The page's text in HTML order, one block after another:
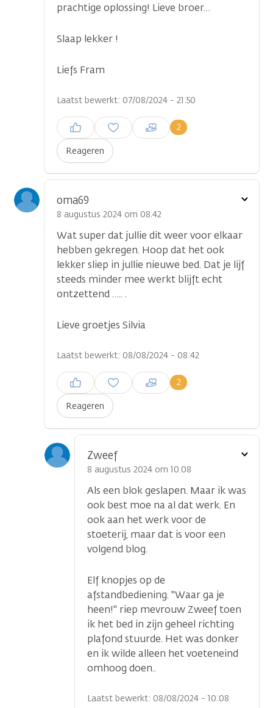
prachtige oplossing! Lieve broer…
Slaap lekker !
Liefs Fram
Laatst bewerkt: 07/08/2024 - 21:50
Reageren
2
Inloggen om een reactie te
plaatsen
oma69
8 augustus 2024 om 08.42
Wat super dat jullie dit weer voor elkaar
hebben gekregen. Hoop dat het ook
lekker sliep in jullie nieuwe bed. Dat je lijf
steeds minder mee werkt blijft echt
ontzettend ….. .
Lieve groetjes Silvia
Laatst bewerkt: 08/08/2024 - 08:42
Reageren
2
Inloggen om een reactie te
plaatsen
Toon
Zweef
8 augustus 2024 om 10.08
Als een blok geslapen. Maar ik was
ook best moe na al dat werk. En
ook aan het werk voor de
stoeterij, maar dat is voor een
volgend blog.
Elf knopjes op de
afstandbediening. "Waar ga je
heen!" riep mevrouw Zweef toen
ik het bed in zijn geheel richting
plafond stuurde. Het was donker
en ik wilde alleen het voeteneind
omhoog doen..
Laatst bewerkt: 08/08/2024 - 10:08
Toon